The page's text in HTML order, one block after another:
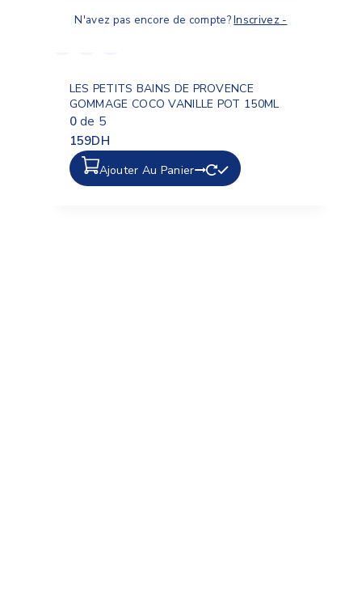
LES PETITS BAINS DE PROVENCE
GOMMAGE COCO VANILLE POT 150ML
0de 5
159DH
Ajouter Au Panier
N'avez pas encore de compte?Inscrivez -